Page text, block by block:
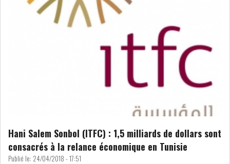
NOMINATIONS
RAPPORTS DE GESTION
DIVERS
ANALYSE MARCHÉ
SONDAGES
COMMUNIQUÉS DE
PRESSE
Hani Salem Sonbol (ITFC) : 1,5 milliards de dollars sont
consacrés à la relance économique en Tunisie
Publié le: 24/04/2018 - 17:51